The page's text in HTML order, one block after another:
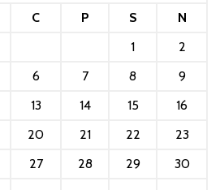
C P S
N
1
2
6 7 8
9
13 14 15
16
20 21 22
23
27 28 29
30